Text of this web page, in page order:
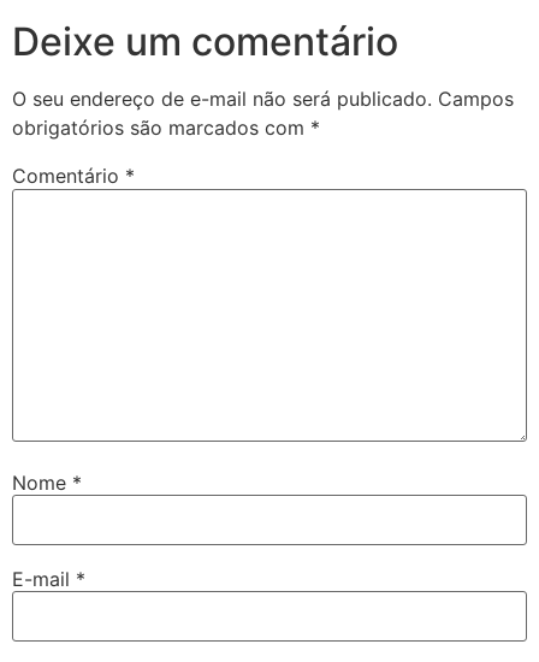
Deixe um comentário
O seu endereço de e-mail não será publicado. Campos
obrigatórios são marcados com *
Comentário *
Nome *
E-mail *